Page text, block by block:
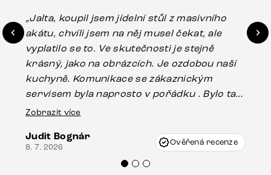
„Jalta, koupil jsem jídelní stůl z masivního
akátu, chvíli jsem na něj musel čekat, ale
vyplatilo se to. Ve skutečnosti je stejně
krásný, jako na obrázcích. Je ozdobou naší
kuchyně. Komunikace se zákaznickým
servisem byla naprosto v pořádku . Bylo tam
drobné poškození u nohy stolu, které mohlo
Vincze mi velmi korektně vyšli vstříc.
Doporučuji produkty Delife všem.“
Zobrazit více
Judit Bognár
8. 7. 2026 Ověřená recenze